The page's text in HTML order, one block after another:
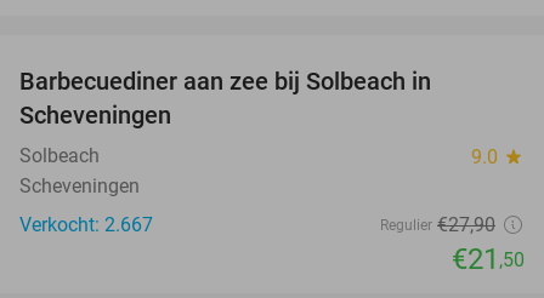
Barbecuediner aan zee bij Solbeach in
Scheveningen
Solbeach 9.0 star
Scheveningen
Verkocht: 2.667
Regulier €27,90
€21 ,50